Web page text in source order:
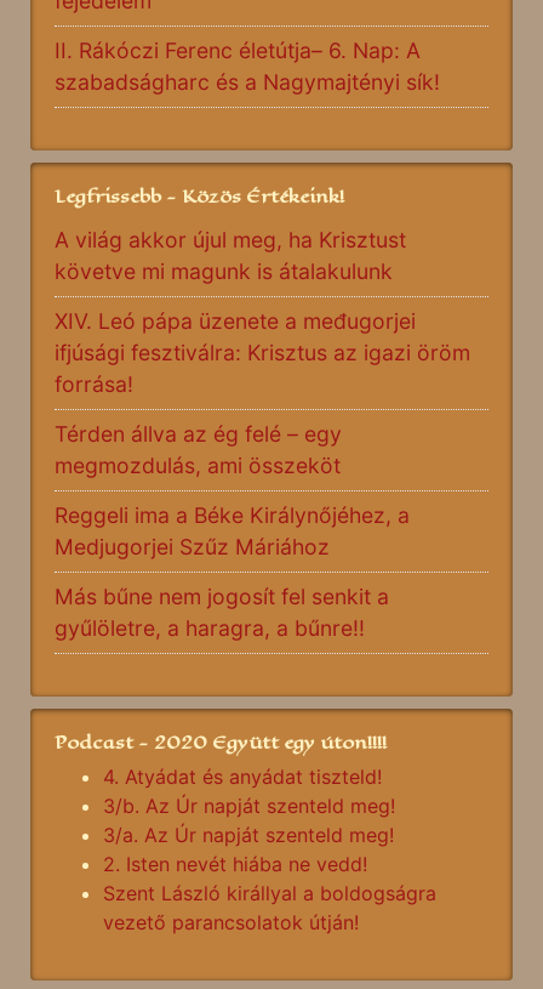
II. Rákóczi Ferenc életútja– 6. Nap: A
szabadságharc és a Nagymajtényi sík!
Legfrissebb - Közös Értékeink!
A világ akkor újul meg, ha Krisztust
követve mi magunk is átalakulunk
XIV. Leó pápa üzenete a međugorjei
ifjúsági fesztiválra: Krisztus az igazi öröm
forrása!
Térden állva az ég felé – egy
megmozdulás, ami összeköt
Reggeli ima a Béke Királynőjéhez, a
Medjugorjei Szűz Máriához
Más bűne nem jogosít fel senkit a
gyűlöletre, a haragra, a bűnre!!
Podcast - 2020 Együtt egy úton!!!!
4. Atyádat és anyádat tiszteld!
3/b. Az Úr napját szenteld meg!
3/a. Az Úr napját szenteld meg!
2. Isten nevét hiába ne vedd!
Szent László királlyal a boldogságra
vezető parancsolatok útján!